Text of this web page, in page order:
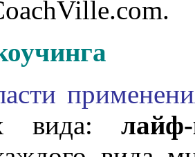
вида: